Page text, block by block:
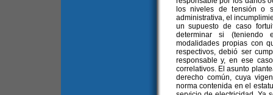
los niveles de tensión o
administrativa, el
un supuesto de caso
determinar si (teniendo
modalidades propias con
respectivos, debió ser
responsable y, en ese
correlativos. El asunto
derecho común, cuya
norma contenida en el